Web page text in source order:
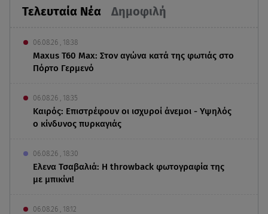
Τελευταία Νέα Δημοφιλή
06.08.26 , 18:38
Maxus T60 Max: Στον αγώνα κατά της φωτιάς στο
Πόρτο Γερμενό
06.08.26 , 18:35
Καιρός: Επιστρέφουν οι ισχυροί άνεμοι - Υψηλός
ο κίνδυνος πυρκαγιάς
06.08.26 , 18:30
Ελενα Τσαβαλιά: Η throwback φωτογραφία της
με μπικίνι!
06.08.26 , 18:12